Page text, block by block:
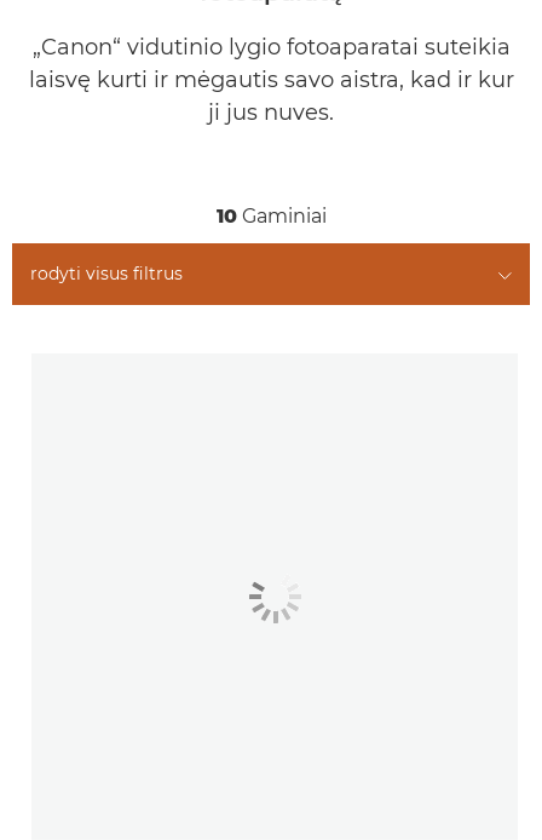
„Canon“ vidutinio lygio fotoaparatai suteikia
laisvę kurti ir mėgautis savo aistra, kad ir kur
ji jus nuves.
10 Gaminiai
rodyti visus filtrus